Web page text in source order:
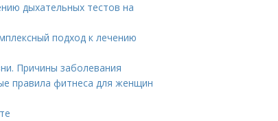
дыхательных тестов на
подход к лечению
Причины заболевания
правила фитнеса для женщин